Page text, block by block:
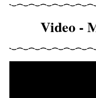
Video -